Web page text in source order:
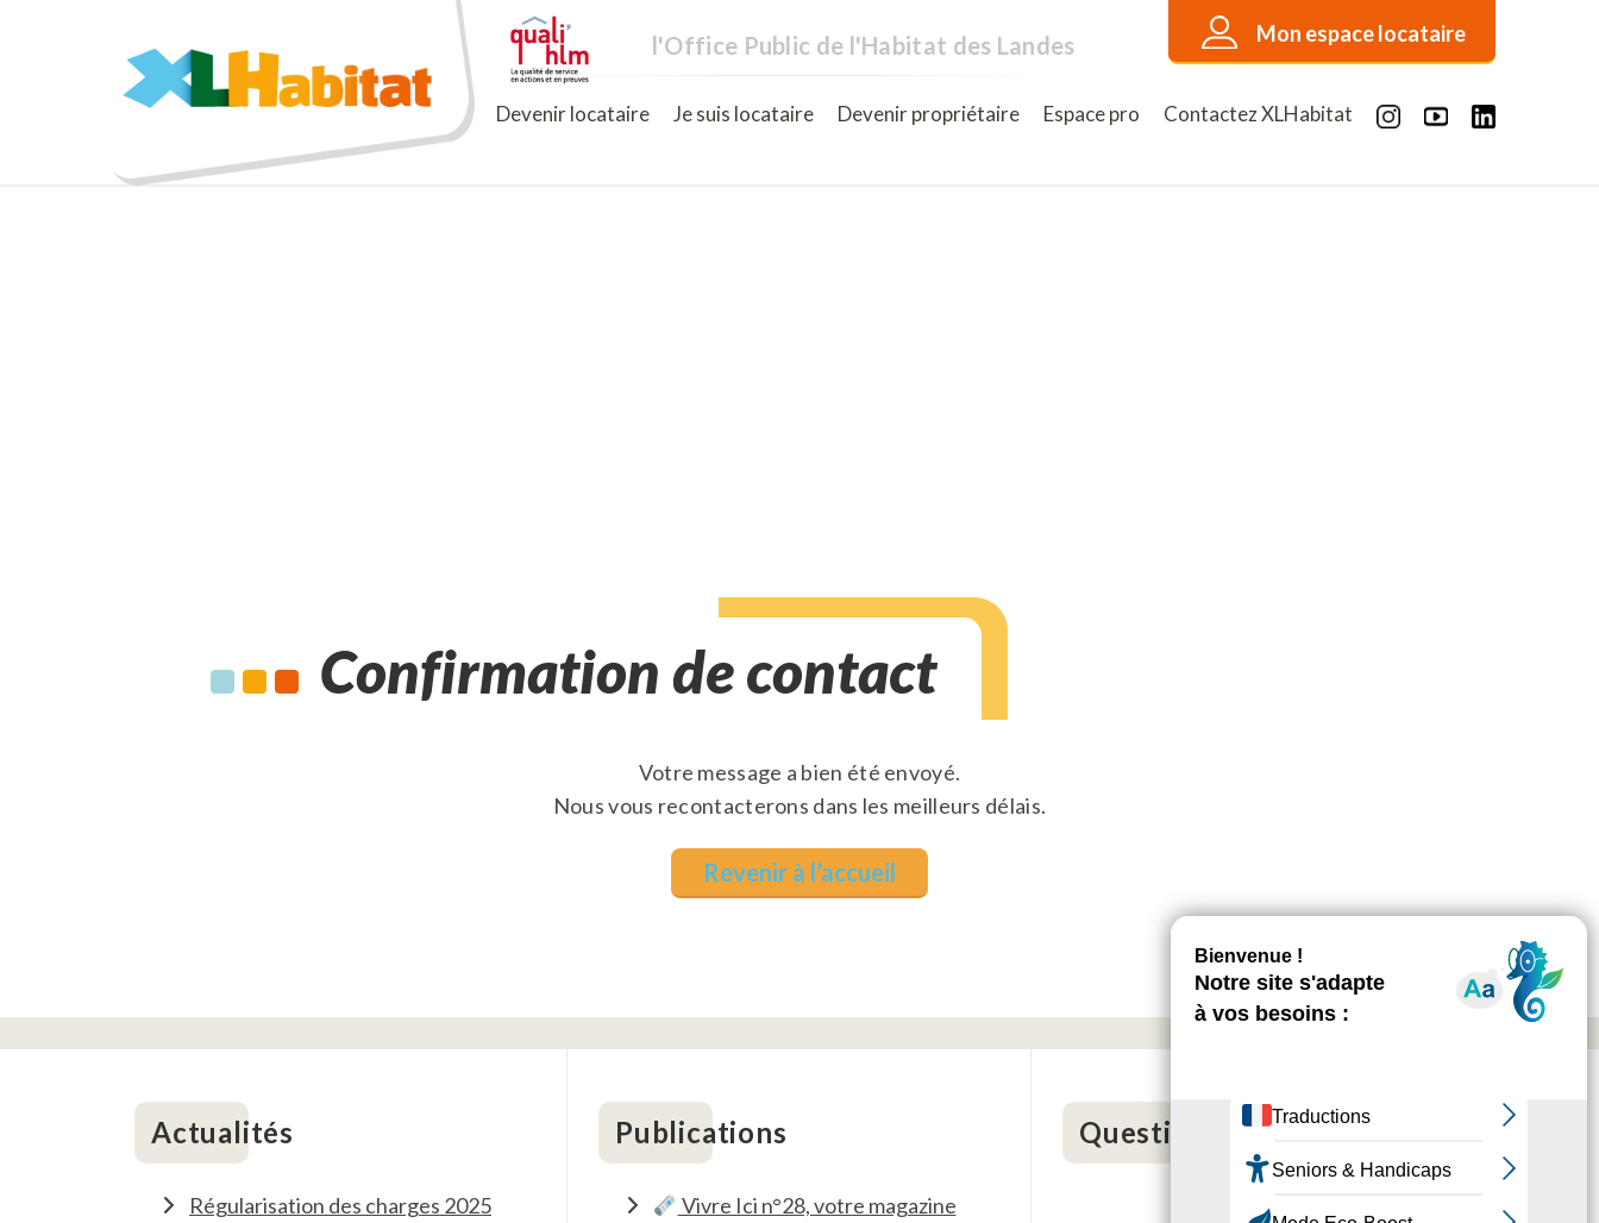
l'Office Public de l'Habitat des Landes Mon espace locataire
XLHabitat Devenir locataire Je suis locataire Devenir propriétaire Espace pro Contactez XLHabitat
Confirmation de contact
Votre message a bien été envoyé.
Nous vous recontacterons dans les meilleurs délais.
Revenir à l’accueil
Actualités
Régularisation des charges 2025
Publications
Vivre Ici n°28, votre magazine
Questions fréquentes